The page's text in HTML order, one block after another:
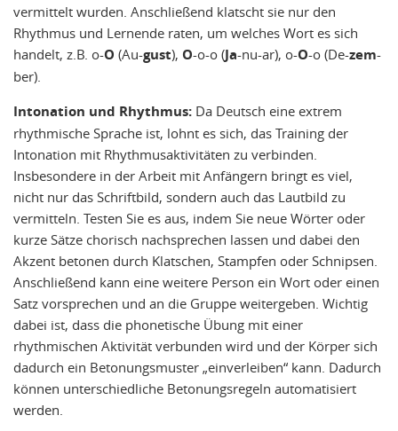
vermittelt wurden. Anschließend klatscht sie nur den
Rhythmus und Lernende raten, um welches Wort es sich
handelt, z.B. o-O (Au-gust), O-o-o (Ja-nu-ar), o-O-o (De-zem-
ber).
Intonation und Rhythmus: Da Deutsch eine extrem
rhythmische Sprache ist, lohnt es sich, das Training der
Intonation mit Rhythmusaktivitäten zu verbinden.
Insbesondere in der Arbeit mit Anfängern bringt es viel,
nicht nur das Schriftbild, sondern auch das Lautbild zu
vermitteln. Testen Sie es aus, indem Sie neue Wörter oder
kurze Sätze chorisch nachsprechen lassen und dabei den
Akzent betonen durch Klatschen, Stampfen oder Schnipsen.
Anschließend kann eine weitere Person ein Wort oder einen
Satz vorsprechen und an die Gruppe weitergeben. Wichtig
dabei ist, dass die phonetische Übung mit einer
rhythmischen Aktivität verbunden wird und der Körper sich
dadurch ein Betonungsmuster „einverleiben“ kann. Dadurch
können unterschiedliche Betonungsregeln automatisiert
werden.